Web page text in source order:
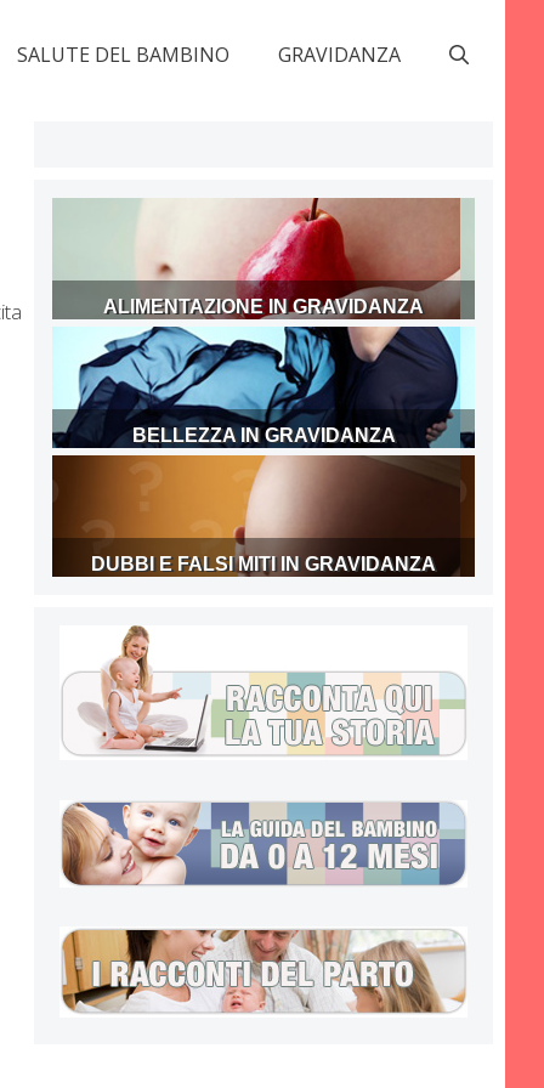
SALUTE DEL BAMBINO GRAVIDANZA
ALIMENTAZIONE IN GRAVIDANZA
BELLEZZA IN GRAVIDANZA
DUBBI E FALSI MITI IN GRAVIDANZA